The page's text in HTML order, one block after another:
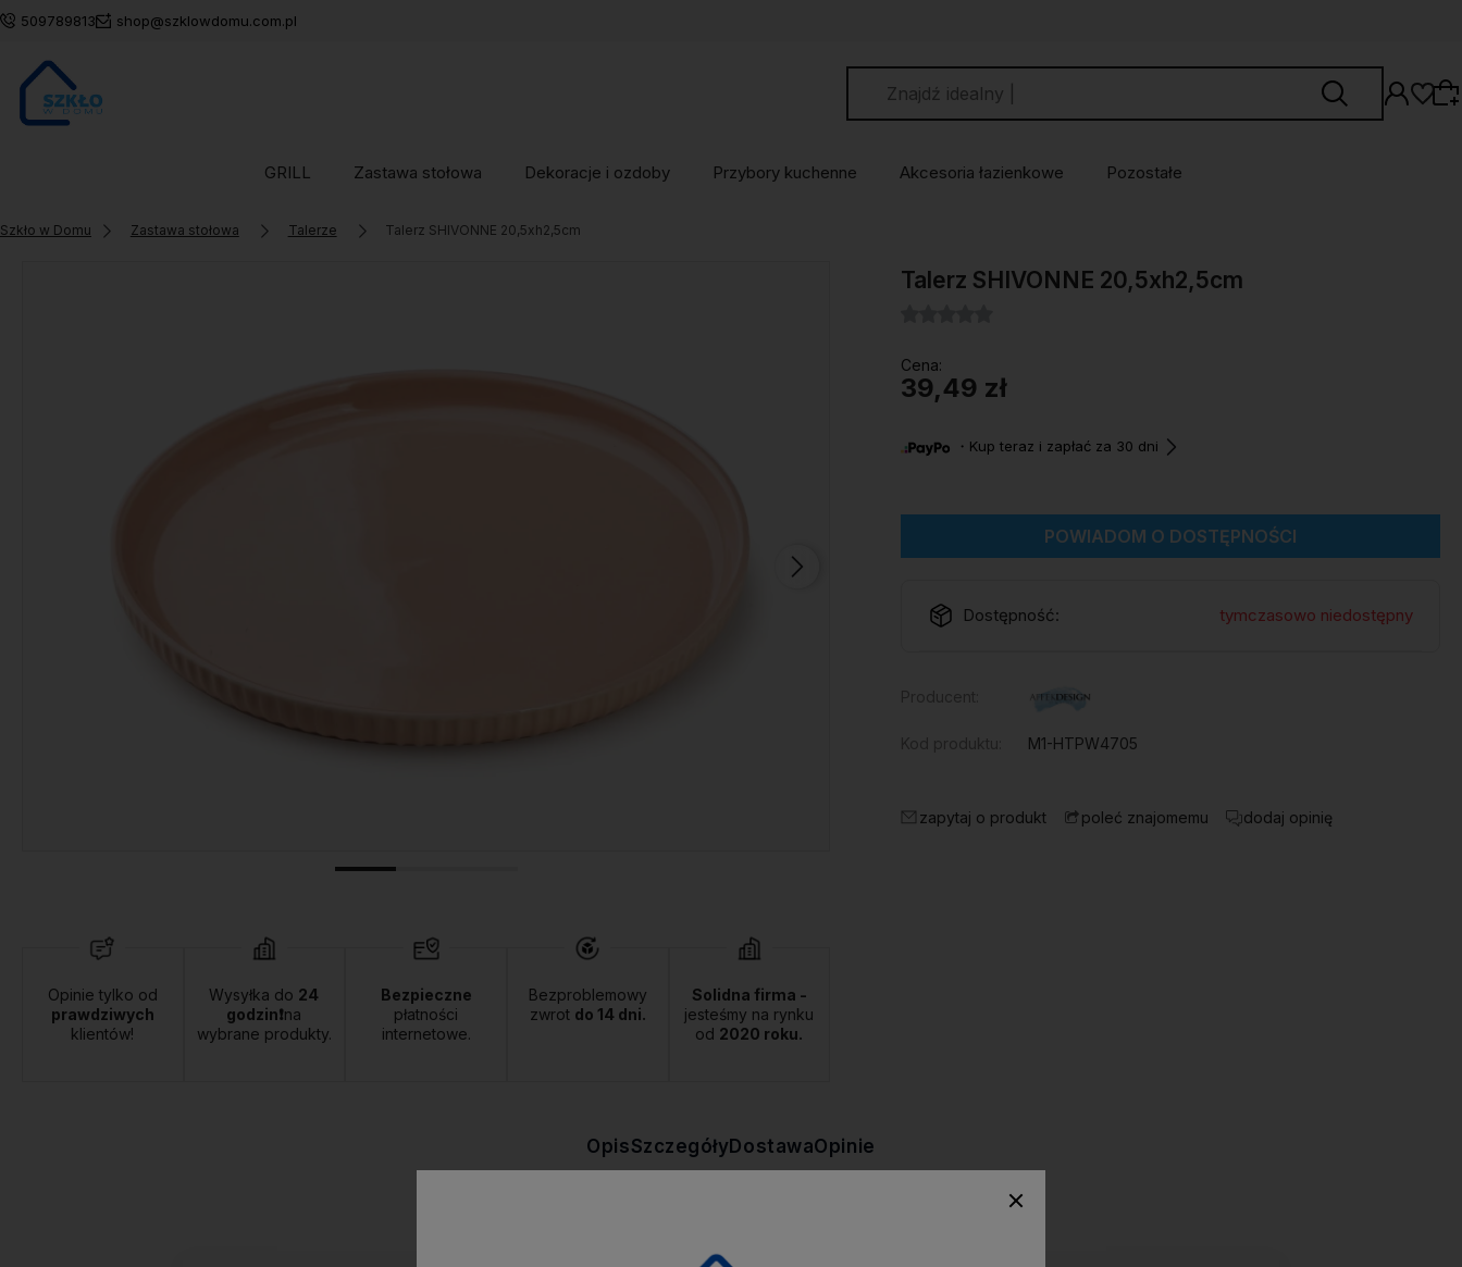
509789813 shop@szklowdomu.com.pl
oferty lub zaloguj się, aby przywrócić dodane
GRILL Zastawa stołowa Dekoracje i ozdoby Przybory kuchenne Akcesoria łazienkowe Pozostałe
Szkło w Domu Zastawa stołowa Talerze Talerz SHIVONNE 20,5xh2,5cm
Opinie tylko od
prawdziwych
klientów!
Wysyłka do 24
godzin❗na
wybrane produkty.
Bezpieczne
płatności
internetowe.
Bezproblemowy
zwrot do 14 dni.
Solidna firma -
jesteśmy na rynku
od 2020 roku.
Talerz SHIVONNE 20,5xh2,5cm
Cena:
39,49 zł
・Kup teraz i zapłać za 30 dni
POWIADOM O DOSTĘPNOŚCI
Dostępność: tymczasowo niedostępny
M1-HTPW4705
zapytaj o produkt poleć znajomemu dodaj opinię
OpisSzczegółyDostawaOpinie